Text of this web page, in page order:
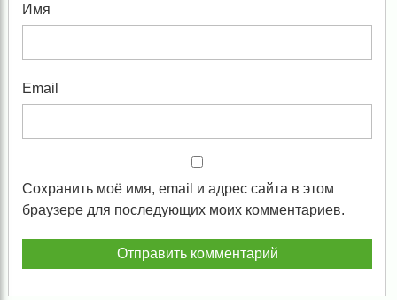
Имя
Email
Сохранить моё имя, email и адрес сайта в этом
браузере для последующих моих комментариев.